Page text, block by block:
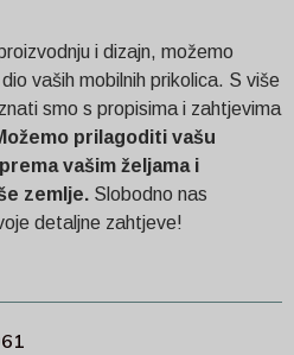
i dizajn, možemo
vaših mobilnih prikolica. S više
smo s propisima i zahtjevima
prilagoditi vašu
vašim željama i
zemlje. Slobodno nas
detaljne zahtjeve!